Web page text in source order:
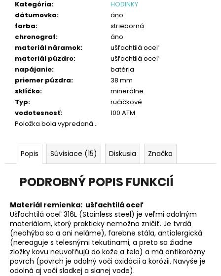
Kategória:
HODINKY
dátumovka:
áno
farba:
strieborná
chronograf:
áno
materiál náramok:
ušľachtilá oceľ
materiál púzdro:
ušľachtilá oceľ
napájanie:
batéria
priemer púzdra:
38 mm
sklíčko:
minerálne
Typ:
ručičkové
vodotesnosť:
100 ATM
Položka bola vypredaná…
Popis Súvisiace (15) Diskusia Značka
PODROBNÝ POPIS FUNKCIÍ
Materiál remienka: ušľachtilá oceľ
Ušľachtilá oceľ 316L (Stainless steel) je veľmi odolným
materiálom, ktorý prakticky nemožno zničiť. Je tvrdá
(neohýba sa a ani neláme), farebne stála, antialergická
(nereaguje s telesnými tekutinami, a preto sa žiadne
zložky kovu neuvoľňujú do kože a tela) a má antikorózny
povrch (povrch je odolný voči oxidácii a korózii. Navyše je
odolná aj voči sladkej a slanej vode).